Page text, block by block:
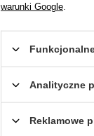
warunki Google
Analityczne
Reklamowe